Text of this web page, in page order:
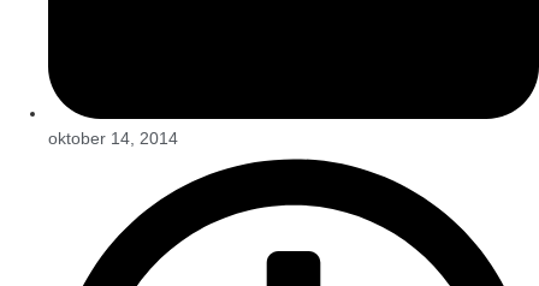
oktober 14, 2014